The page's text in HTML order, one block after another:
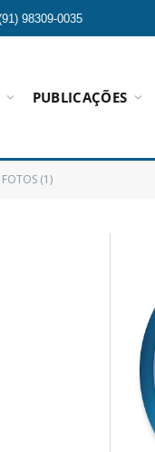
98309-0035
PUBLICAÇÕES
(1)